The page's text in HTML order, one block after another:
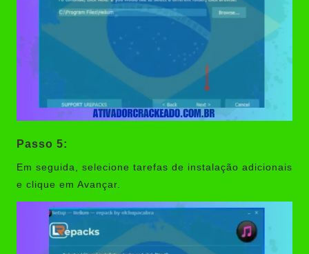
Passo 5:
Em seguida, selecione tarefas de instalação adicionais
e clique em Avançar.